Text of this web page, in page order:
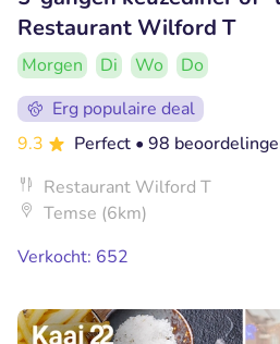
Restaurant Wilford T
Morgen Di Wo
Do
Erg populaire deal
9.3
Perfect • 98
Restaurant Wilford T
Temse (6km)
Verkocht: 652